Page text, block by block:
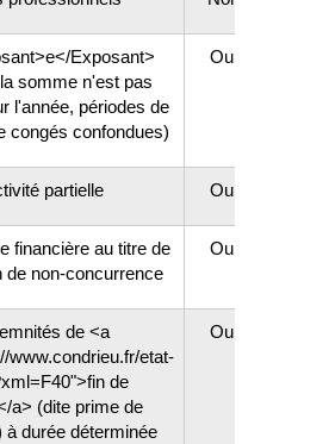
Exposant>
somme n'est pas
l'année, périodes de
congés confondues)
Oui
partielle Oui
financière au titre de
de non-concurrence
Oui
de <a
www.condrieu.fr/etat-
de
a> (dite prime de
à durée déterminée
Oui